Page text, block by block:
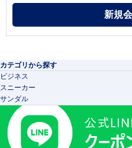
カテゴリから探す
ビジネス
スニーカー
サンダル